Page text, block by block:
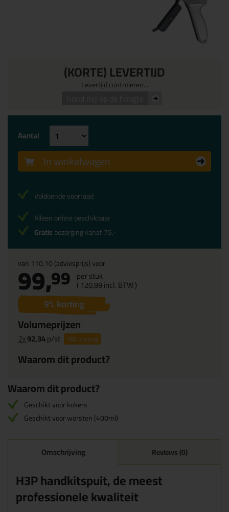
(KORTE) LEVERTIJD
Levertijd controleren...
van 110,10(adviesprijs) voor
99,99 per stuk
( 120,99incl. BTW )
9% korting
Volumeprijzen
2x92,34p/st 16%korting
Waarom dit product?
Aantal
In winkelwagen
Voldoende voorraad
Alleen online beschikbaar
Gratisbezorging vanaf 75,-
Waarom dit product?
Geschikt voor kokers
Geschikt voor worsten (400ml)
Omschrijving Reviews (0)
H3P handkitspuit, de meest
professionele kwaliteit